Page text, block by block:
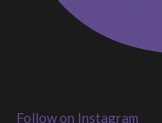
Follow on Instagram